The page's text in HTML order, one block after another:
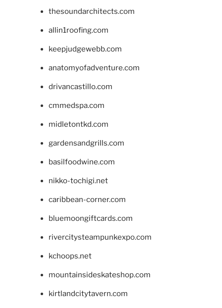
thesoundarchitects.com
allin1roofing.com
keepjudgewebb.com
anatomyofadventure.com
drivancastillo.com
cmmedspa.com
midletontkd.com
gardensandgrills.com
basilfoodwine.com
nikko-tochigi.net
caribbean-corner.com
bluemoongiftcards.com
rivercitysteampunkexpo.com
kchoops.net
mountainsideskateshop.com
kirtlandcitytavern.com